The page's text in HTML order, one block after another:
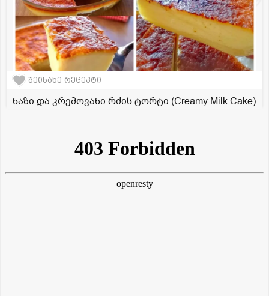
შეინახე რეცეპტი
ნაზი და კრემოვანი რძის ტორტი (Creamy Milk Cake)